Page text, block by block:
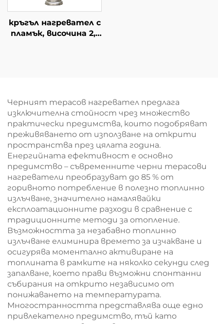
кръгъл нагревател с
пламък, височина 2,1
Черният терасов нагревател предлага
изключителна стойност чрез множество
практически предимства, които подобряват
преживяването от използване на открити
пространства през цялата година.
Енергийната ефективност е основно
предимство – съвременните черни терасови
нагреватели преобразуват до 85 % от
горивното потребление в полезно топлинно
излъчване, значително намалявайки
експлоатационните разходи в сравнение с
традиционните методи за отопление.
Възможността за незабавно топлинно
излъчване елиминира времето за изчакване и
осигурява моментално активиране на
топлината в рамките на няколко секунди след
запалване, което прави възможни спонтанни
събирания на открито независимо от
понижаването на температурата.
Многостранността представлява още едно
привлекателно предимство, тъй като